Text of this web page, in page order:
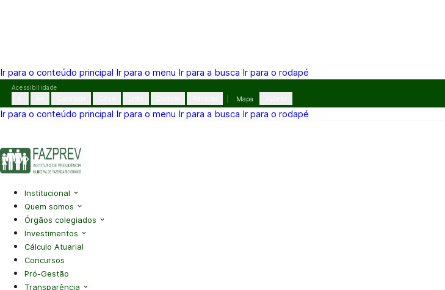
Ir para o conteúdo principal Ir para o menu Ir para a busca Ir para o rodapé
Pular
o
Acessibilidade
Mapa
Ir para o conteúdo principal Ir para o menu Ir para a busca Ir para o rodapé
Institucional
Quem somos
Órgãos colegiados
Investimentos
Cálculo Atuarial
Concursos
Pró-Gestão
Transparência